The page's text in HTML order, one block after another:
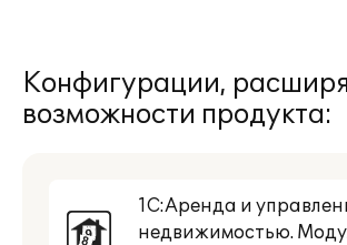
бюджетирование и
казначейство
сметы и ведомости
работ
Конфигурации,
возможности продукта:
1С:Аренда и
недвижимостью.